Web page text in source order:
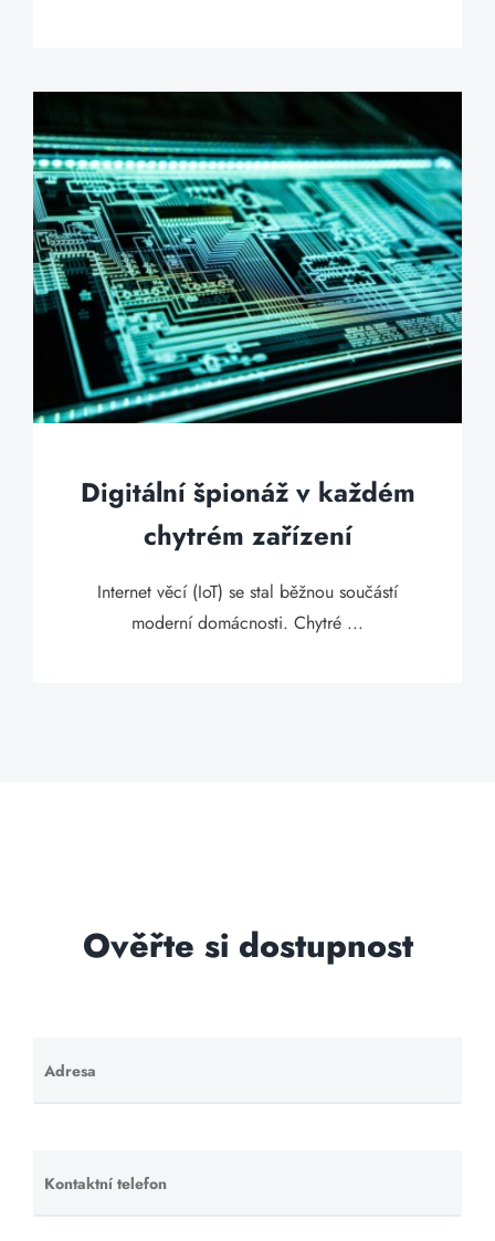
Digitální špionáž v každém
chytrém zařízení
Internet věcí (IoT) se stal běžnou součástí
moderní domácnosti. Chytré ...
Ověřte si dostupnost
Adresa
Ponechte
toto pole
Kontaktní telefon
Ponechte
toto pole